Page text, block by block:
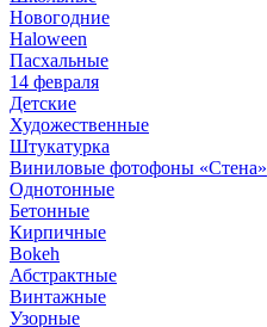
Новогодние
Haloween
Пасхальные
14 февраля
Детские
Художественные
Штукатурка
Виниловые фотофоны «Стена»
Однотонные
Бетонные
Кирпичные
Bokeh
Абстрактные
Винтажные
Узорные